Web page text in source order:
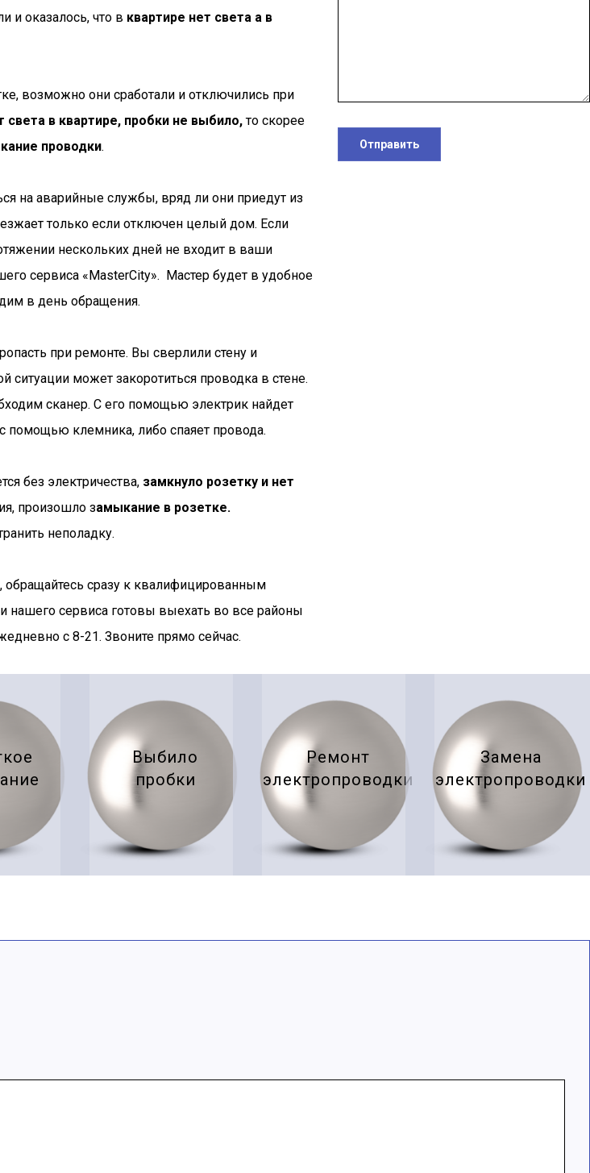
и оказалось, что в квартире нет света а в
возможно они сработали и отключились при
света в квартире, пробки не выбило,то скорее
проводки.
на аварийные службы, вряд ли они приедут из
только если отключен целый дом. Если
нескольких дней не входит в ваши
сервиса «МasterСity». Мастер будет в удобное
в день обращения.
при ремонте. Вы сверлили стену и
ситуации может закоротиться проводка в стене.
сканер. С его помощью электрик найдет
помощью клемника, либо спаяет провода.
без электричества,замкнуло розетку и нет
произошло замыкание в розетке.
неполадку.
обращайтесь сразу к квалифицированным
нашего сервиса готовы выехать во все районы
с 8-21. Звоните прямо сейчас.
Отправить
Выбило
пробки
Ремонт
электропроводки
Замена
электропроводки